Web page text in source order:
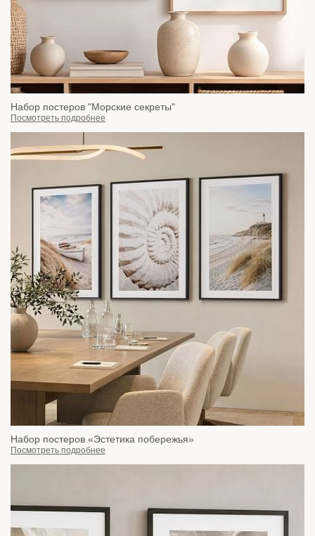
Набор постеров "Морские секреты"
Посмотреть подробнее
Набор постеров «Эстетика побережья»
Посмотреть подробнее